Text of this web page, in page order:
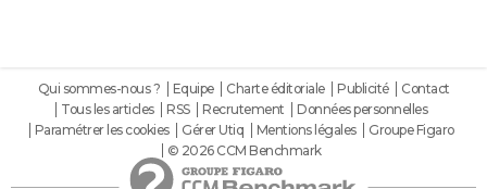
Qui sommes-nous ? Equipe Charte éditoriale Publicité
Contact
Tous les articles
RSS Recrutement
Données personnelles
Paramétrer les cookies
Gérer Utiq Mentions légales
Groupe Figaro
© 2026 CCM Benchmark